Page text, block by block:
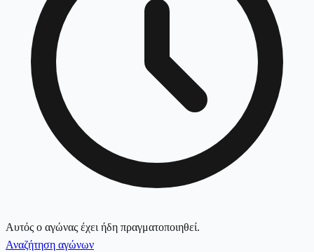
Αυτός ο αγώνας έχει ήδη πραγματοποιηθεί.
Αναζήτηση αγώνων